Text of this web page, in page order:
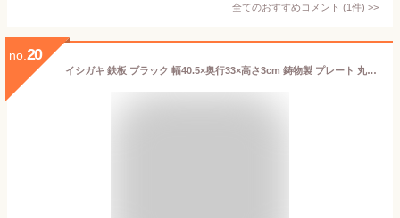
全てのおすすめコメント (1件) >
no. 20
イシガキ 鉄板 ブラック 幅40.5×奥行33×高さ3cm 鋳物製 プレート 丸型 32cm 電磁調理器 対応 焼そば お好み焼き 焼肉